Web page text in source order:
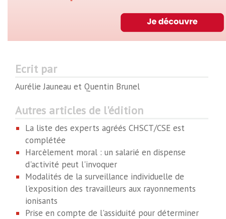
Ecrit par
Aurélie Jauneau et Quentin Brunel
Autres articles de l'édition
La liste des experts agréés CHSCT/CSE est
complétée
Harcèlement moral : un salarié en dispense
d'activité peut l'invoquer
Modalités de la surveillance individuelle de
l'exposition des travailleurs aux rayonnements
ionisants
Prise en compte de l'assiduité pour déterminer